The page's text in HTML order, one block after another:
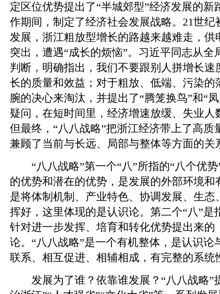
定区位优势提出了“半城郊型”经济发展的新
作期间，制定了经济社会发展战略。21世纪
发展，浙江粗放型增长的路越来越难走，供
突出，遭遇“成长的烦恼”。习近平同志从全
判断，明确指出，我们不要跟别人拼增长速
长的质量和效益；对于粗放、低端、污染的
腕的决心来淘汰，并提出了“腾笼换鸟”和“
疑问，在短时间里，经济增速放缓、失业人
但最终，“八八战略”把浙江经济带上了高质
兼顾了当前与长远、局部与整体等方面的关
“八八战略”第一个“八”所指的“八个优势
的优势和潜在的优势，是发展的外部环境和
是将体制机制、产业特色、协调发展、生态
挥好，这里体现的是认识论。第二个“八”是
针对进一步发挥、培育和转化优势提出来的
论。“八八战略”是一个有机整体，是认识论
联系、相互促进、相辅相成，有完整的系统
发展为了谁？依靠谁发展？“八八战略”